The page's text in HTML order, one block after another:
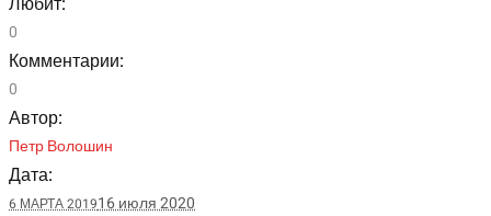
0
Комментарии:
0
Автор:
Петр Волошин
Дата:
6 МАРТА 201916 июля 2020